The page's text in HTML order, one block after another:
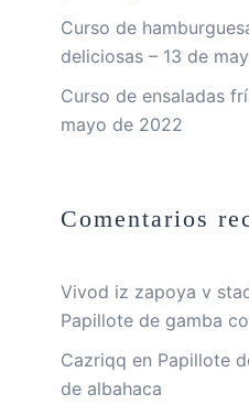
Curso de
deliciosas – 13 de
Curso de ensaladas
mayo de 2022
Comentarios
Vivod iz zapoya v
Papillote de gamba
Cazriqq en Papillote
de albahaca